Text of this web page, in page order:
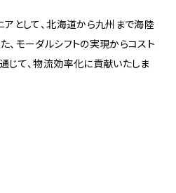
として、北海道から九州まで海陸
、モーダルシフトの実現からコスト
じて、物流効率化に貢献いたしま